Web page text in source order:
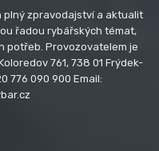
plný zpravodajství a aktualit
řadou rybářských témat,
potřeb. Provozovatelem je
761, 738 01 Frýdek-
776 090 900 Email: